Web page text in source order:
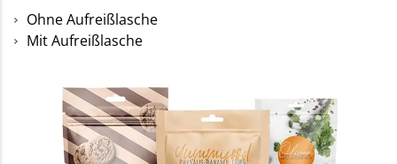
Ohne Aufreißlasche
Mit Aufreißlasche